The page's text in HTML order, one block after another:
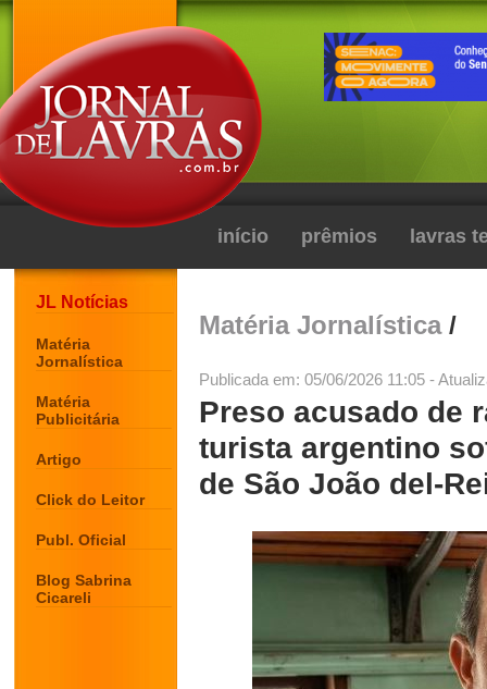
início prêmios lavras
JL Notícias
Matéria
Jornalística
Matéria
Publicitária
Artigo
Click do Leitor
Publ. Oficial
Blog Sabrina
Cicareli
Matéria Jornalística/
Publicada em: 05/06/2026 11:05 -
Preso acusado de
turista argentino
de São João del-